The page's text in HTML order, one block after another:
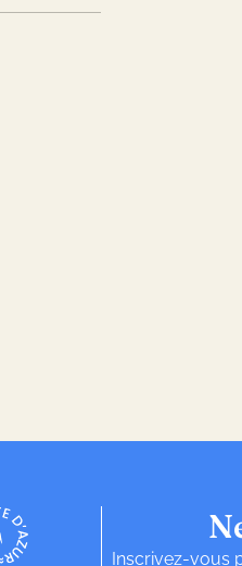
Inscrivez-vous